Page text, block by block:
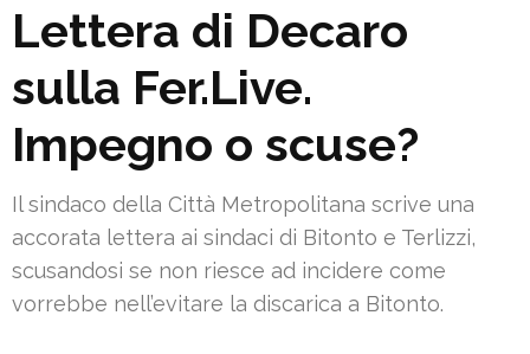
Lettera di Decaro
sulla Fer.Live.
Impegno o scuse?
Il sindaco della Città Metropolitana scrive una
accorata lettera ai sindaci di Bitonto e Terlizzi,
scusandosi se non riesce ad incidere come
vorrebbe nell’evitare la discarica a Bitonto.